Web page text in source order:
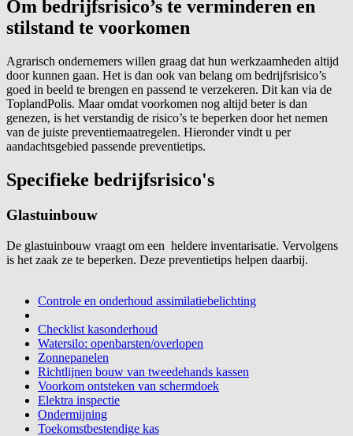
Om bedrijfsrisico’s te verminderen en
stilstand te voorkomen
Agrarisch ondernemers willen graag dat hun werkzaamheden altijd
door kunnen gaan. Het is dan ook van belang om bedrijfsrisico’s
goed in beeld te brengen en passend te verzekeren. Dit kan via de
ToplandPolis. Maar omdat voorkomen nog altijd beter is dan
genezen, is het verstandig de risico’s te beperken door het nemen
van de juiste preventiemaatregelen. Hieronder vindt u per
aandachtsgebied passende preventietips.
Specifieke bedrijfsrisico's
Glastuinbouw
De glastuinbouw vraagt om een heldere inventarisatie. Vervolgens
is het zaak ze te beperken. Deze preventietips helpen daarbij.
Controle en onderhoud assimilatiebelichting
Checklist kasonderhoud
Watersilo: openbarsten/overlopen
Zonnepanelen
Richtlijnen bouw van tweedehands kassen
Voorkom ontsteken van schermdoek
Elektra inspectie
Ondermijning
Toekomstbestendige kas